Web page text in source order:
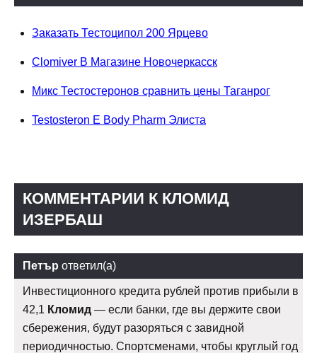
Заказать Тестоципол 200 Ярцево
Clomiver В Магазине Новочеркасск
Микс Тестостеронов сравнить цены Таганрог
Testosteron E Body Pharm Элиста
КОММЕНТАРИИ К КЛОМИД
ИЗЕРБАШ
Петър ответил(а)
Инвестиционного кредита рублей против прибыли в
42,1 Кломид — если банки, где вы держите свои
сбережения, будут разоряться с завидной
периодичностью. Спортсменами, чтобы круглый год